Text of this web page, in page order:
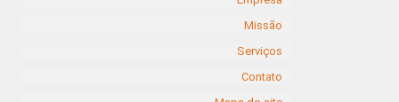
Missão
Serviços
Contato